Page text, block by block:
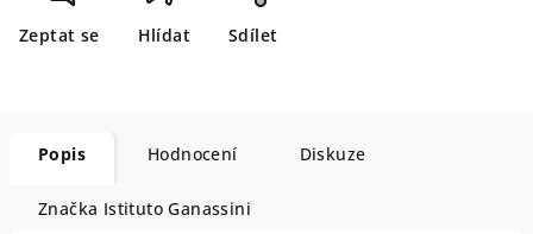
Zeptat se Hlídat Sdílet
Popis Hodnocení Diskuze
Značka Istituto Ganassini